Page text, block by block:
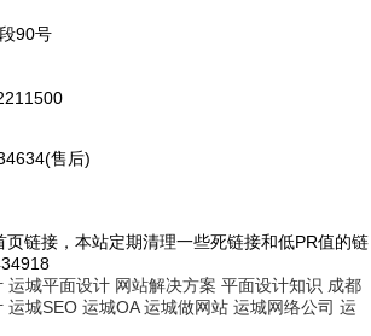
90号
售后)
链接，本站定期清理一些死链接和低PR值的链
运城平面设计 网站解决方案 平面设计知识 成都
运城SEO 运城OA 运城做网站 运城网络公司 运